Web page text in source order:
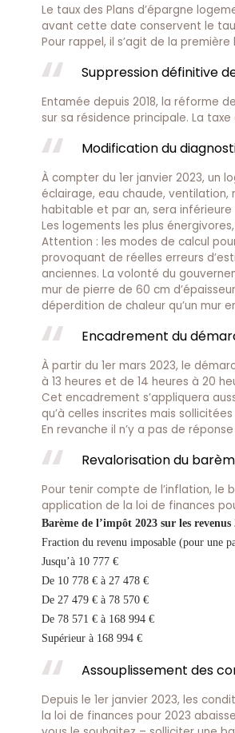
Le taux des Plans d’épargne
avant cette date conservent le
Pour rappel, il s’agit de la
Suppression définitive
Entamée depuis 2018, la réforme
sur sa résidence principale. La
Modification du
À compter du 1er janvier 2023, un
éclairage, eau chaude,
habitable et par an, sera
Les logements les plus
Attention : les modes de calcul
provoquant de réelles erreurs
anciennes. La volonté du
mur de pierre de 60 cm
déperdition de chaleur qu’un mur
Encadrement du
À partir du 1er mars 2023, le
à 13 heures et de 14 heures à 20
Cet encadrement s’appliquera
qu’à celles inscrites mais
En revanche il n’y a pas de
Revalorisation du
Pour tenir compte de l’inflation, le
application de la loi de finances
Barème de l’impôt 2023 sur les revenus
Fraction du revenu imposable (pour une
Jusqu’à 10 777 €
De 10 778 € à 27 478 €
De 27 479 € à 78 570 €
De 78 571 € à 168 994 €
Supérieur à 168 994 €
Assouplissement des
Depuis le 1er janvier 2023, les
la loi de finances pour 2023